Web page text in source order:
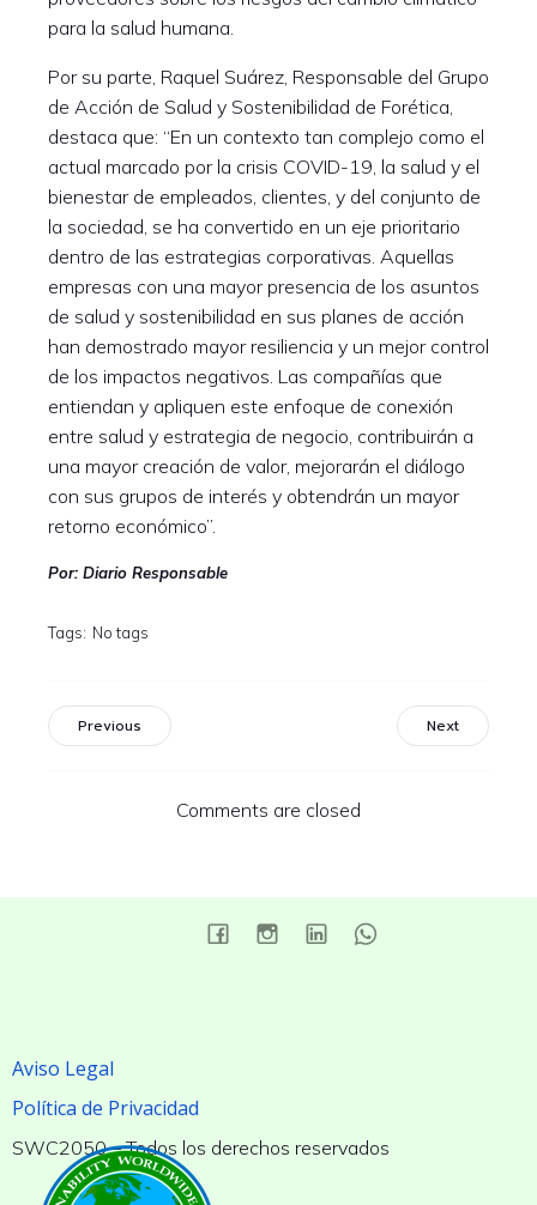
para la salud humana.
Por su parte, Raquel Suárez, Responsable del Grupo
de Acción de Salud y Sostenibilidad de Forética,
destaca que: “En un contexto tan complejo como el
actual marcado por la crisis COVID-19, la salud y el
bienestar de empleados, clientes, y del conjunto de
la sociedad, se ha convertido en un eje prioritario
dentro de las estrategias corporativas. Aquellas
empresas con una mayor presencia de los asuntos
de salud y sostenibilidad en sus planes de acción
han demostrado mayor resiliencia y un mejor control
de los impactos negativos. Las compañías que
entiendan y apliquen este enfoque de conexión
entre salud y estrategia de negocio, contribuirán a
una mayor creación de valor, mejorarán el diálogo
con sus grupos de interés y obtendrán un mayor
retorno económico”.
Por: Diario Responsable
Tags: No tags
Previous Next
Comments are closed
Aviso Legal
Política de Privacidad
SWC2050 – Todos los derechos reservados